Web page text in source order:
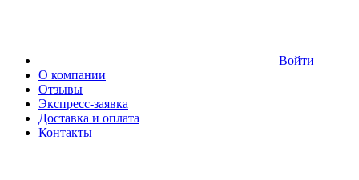
Войти
О компании
Отзывы
Экспресс-заявка
Доставка и оплата
Контакты